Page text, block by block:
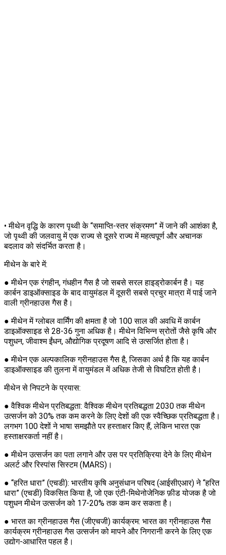
• मीथेन वृद्धि के कारण पृथ्वी के “समाप्ति-स्तर संक्रमण” में जाने की आशंका है,
जो पृथ्वी की जलवायु में एक राज्य से दूसरे राज्य में महत्वपूर्ण और अचानक
बदलाव को संदर्भित करता है।
मीथेन के बारे में:
● मीथेन एक रंगहीन, गंधहीन गैस है जो सबसे सरल हाइड्रोकार्बन है। यह
कार्बन डाइऑक्साइड के बाद वायुमंडल में दूसरी सबसे प्रचुर मात्रा में पाई जाने
वाली ग्रीनहाउस गैस है।
● मीथेन में ग्लोबल वार्मिंग की क्षमता है जो 100 साल की अवधि में कार्बन
डाइऑक्साइड से 28-36 गुना अधिक है। मीथेन विभिन्न स्रोतों जैसे कृषि और
पशुधन, जीवाश्म ईंधन, औद्योगिक प्रदूषण आदि से उत्सर्जित होता है।
● मीथेन एक अल्पकालिक ग्रीनहाउस गैस है, जिसका अर्थ है कि यह कार्बन
डाइऑक्साइड की तुलना में वायुमंडल में अधिक तेजी से विघटित होती है।
मीथेन से निपटने के प्रयास:
● वैश्विक मीथेन प्रतिबद्धता: वैश्विक मीथेन प्रतिबद्धता 2030 तक मीथेन
उत्सर्जन को 30% तक कम करने के लिए देशों की एक स्वैच्छिक प्रतिबद्धता है।
लगभग 100 देशों ने भाषा समझौते पर हस्ताक्षर किए हैं, लेकिन भारत एक
हस्ताक्षरकर्ता नहीं है।
● मीथेन उत्सर्जन का पता लगाने और उस पर प्रतिक्रिया देने के लिए मीथेन
अलर्ट और रिस्पांस सिस्टम (MARS)।
● “हरित धारा” (एचडी): भारतीय कृषि अनुसंधान परिषद (आईसीएआर) ने “हरित
धारा” (एचडी) विकसित किया है, जो एक एंटी-मिथेनोजेनिक फ़ीड योजक है जो
पशुधन मीथेन उत्सर्जन को 17-20% तक कम कर सकता है।
● भारत का ग्रीनहाउस गैस (जीएचजी) कार्यक्रम: भारत का ग्रीनहाउस गैस
कार्यक्रम ग्रीनहाउस गैस उत्सर्जन को मापने और निगरानी करने के लिए एक
उद्योग-आधारित पहल है।